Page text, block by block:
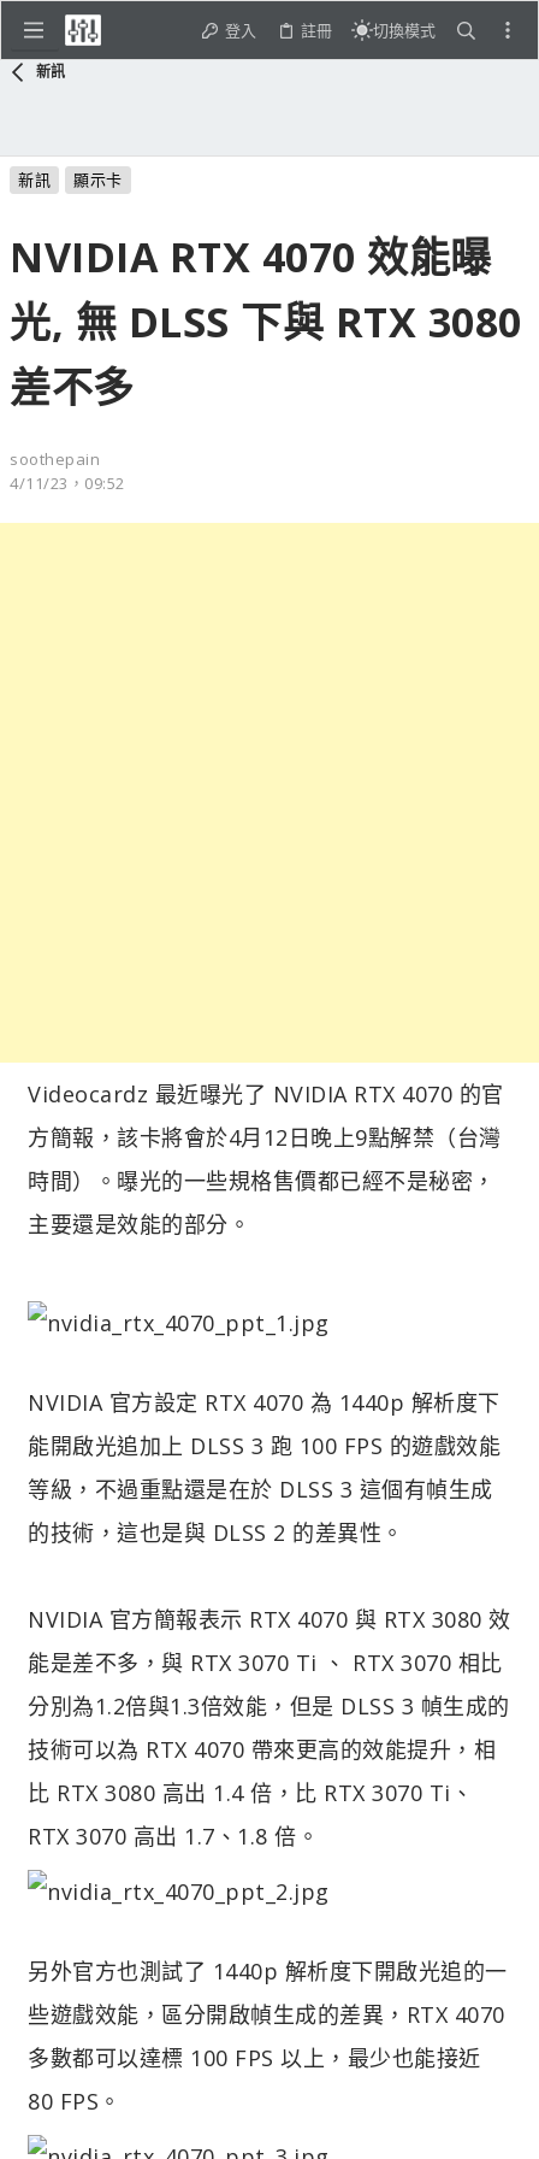
登入 註冊 切換模式
新訊
新訊 顯示卡
NVIDIA RTX 4070 效能曝
光, 無 DLSS 下與 RTX 3080
差不多
soothepain
4/11/23，09:52
Videocardz 最近曝光了 NVIDIA RTX 4070 的官
方簡報，該卡將會於4月12日晚上9點解禁（台灣
時間）。曝光的一些規格售價都已經不是秘密，
主要還是效能的部分。
NVIDIA 官方設定 RTX 4070 為 1440p 解析度下
能開啟光追加上 DLSS 3 跑 100 FPS 的遊戲效能
等級，不過重點還是在於 DLSS 3 這個有幀生成
的技術，這也是與 DLSS 2 的差異性。
NVIDIA 官方簡報表示 RTX 4070 與 RTX 3080 效
能是差不多，與 RTX 3070 Ti 、 RTX 3070 相比
分別為1.2倍與1.3倍效能，但是 DLSS 3 幀生成的
技術可以為 RTX 4070 帶來更高的效能提升，相
比 RTX 3080 高出 1.4 倍，比 RTX 3070 Ti、
RTX 3070 高出 1.7、1.8 倍。
另外官方也測試了 1440p 解析度下開啟光追的一
些遊戲效能，區分開啟幀生成的差異，RTX 4070
多數都可以達標 100 FPS 以上，最少也能接近
80 FPS。